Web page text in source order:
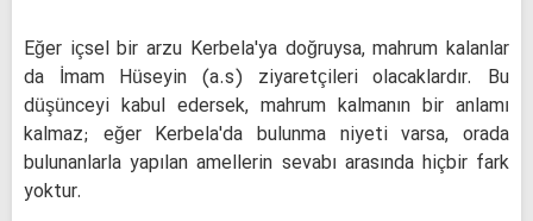
Eğer içsel bir arzu Kerbela'ya doğruysa, mahrum kalanlar
da İmam Hüseyin (a.s) ziyaretçileri olacaklardır. Bu
düşünceyi kabul edersek, mahrum kalmanın bir anlamı
kalmaz; eğer Kerbela'da bulunma niyeti varsa, orada
bulunanlarla yapılan amellerin sevabı arasında hiçbir fark
yoktur.